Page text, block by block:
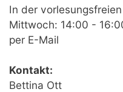
In der
Mittwoch: 14:00 -
per E-Mail
Kontakt:
Bettina Ott